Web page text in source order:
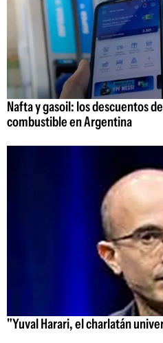
Nafta y gasoil: los descuentos
combustible en Argentina
"Yuval Harari, el charlatán